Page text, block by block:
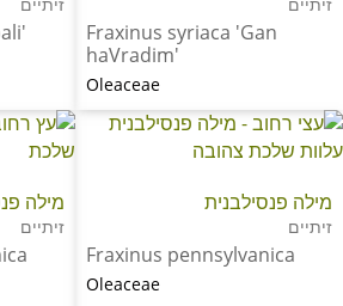
Fraxinus syriaca 'Gan
haVradim'
Oleaceae
מילה פנסילבנית
זיתיים
Fraxinus pennsylvanica
Oleaceae
מילה
זיתיים